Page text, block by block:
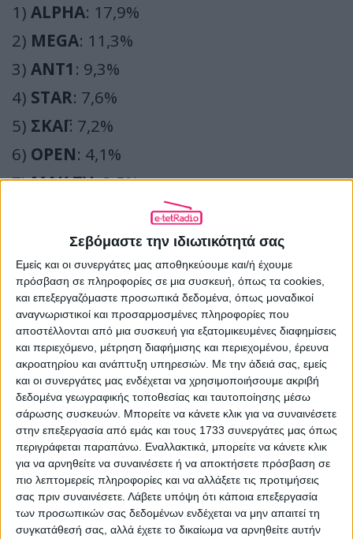
Σεβόμαστε την ιδιωτικότητά σας
Εμείς και οι συνεργάτες μας αποθηκεύουμε και/ή έχουμε
πρόσβαση σε πληροφορίες σε μια συσκευή, όπως τα cookies,
και επεξεργαζόμαστε προσωπικά δεδομένα, όπως μοναδικοί
αναγνωριστικοί και προσαρμοσμένες πληροφορίες που
αποστέλλονται από μια συσκευή για εξατομικευμένες διαφημίσεις
και περιεχόμενο, μέτρηση διαφήμισης και περιεχομένου, έρευνα
ακροατηρίου και ανάπτυξη υπηρεσιών. Με την άδειά σας, εμείς
και οι συνεργάτες μας ενδέχεται να χρησιμοποιήσουμε ακριβή
δεδομένα γεωγραφικής τοποθεσίας και ταυτοποίησης μέσω
σάρωσης συσκευών. Μπορείτε να κάνετε κλικ για να συναινέσετε
στην επεξεργασία από εμάς και τους 1733 συνεργάτες μας όπως
περιγράφεται παραπάνω. Εναλλακτικά, μπορείτε να κάνετε κλικ
για να αρνηθείτε να συναινέσετε ή να αποκτήσετε πρόσβαση σε
πιο λεπτομερείς πληροφορίες και να αλλάξετε τις προτιμήσεις
σας πριν συναινέσετε. Λάβετε υπόψη ότι κάποια επεξεργασία
των προσωπικών σας δεδομένων ενδέχεται να μην απαιτεί τη
συγκατάθεσή σας, αλλά έχετε το δικαίωμα να αρνηθείτε αυτήν
1) ALPHA: 17,9%
2) MEGA: 11,3%
3) ΑΝΤ1 : 9,3%
4) STAR: 7,6%
5) ΣΚΑΪ: 7,2%
6) OPEN: 4,1%
7)ΜΑΚ TV: 3,5%
ΚΕΝΤΡΙΚΑ ΔΕΛΤΙΑ ΕΙΔΗΣΕΩΝ(σύνολο)
1)MEGA(Ράνια Τζίμα): 19,7%
2)STAR(Μάρα Ζαχαρέα): 14,1%
3)ALPHA(Αντώνης Σρόιτερ): 12,4%
4)OPEN (Εύα Αντωνοπούλου): 12,3%
5)ΑΝΤ1(Νίκος Χατζηνικολάου): 10,4%
6)ΣΚΑΪ(Σία Κοσιώνη): 9,9%
7)ΕΡΤ1(Απόστολος Μαγγηριάδης): 4,5%
ΚΕΝΤΡΙΚΑ ΔΕΛΤΙΑ ΕΙΔΗΣΕΩΝ(18-54)
1)MEGA(Ράνια Τζίμα): 18,9%